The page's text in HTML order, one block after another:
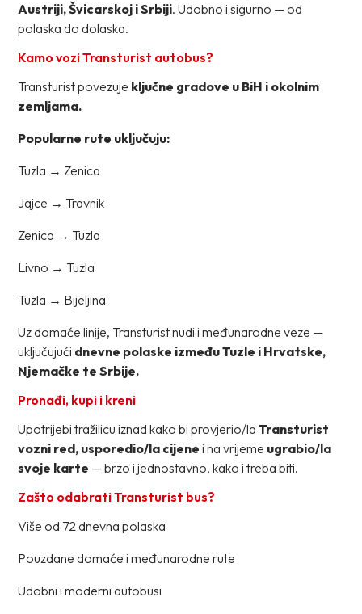
Austriji, Švicarskoj i Srbiji. Udobno i sigurno — od
polaska do dolaska.
Kamo vozi Transturist autobus?
Transturist povezuje ključne gradove u BiH i okolnim
zemljama.
Popularne rute uključuju:
Tuzla → Zenica
Jajce → Travnik
Zenica → Tuzla
Livno → Tuzla
Tuzla → Bijeljina
Uz domaće linije, Transturist nudi i međunarodne veze —
uključujući dnevne polaske između Tuzle i Hrvatske,
Njemačke te Srbije.
Pronađi, kupi i kreni
Upotrijebi tražilicu iznad kako bi provjerio/laTransturist
vozni red, usporedio/la cijenei na vrijeme ugrabio/la
svoje karte — brzo i jednostavno, kako i treba biti.
Zašto odabrati Transturist bus?
Više od 72 dnevna polaska
Pouzdane domaće i međunarodne rute
Udobni i moderni autobusi